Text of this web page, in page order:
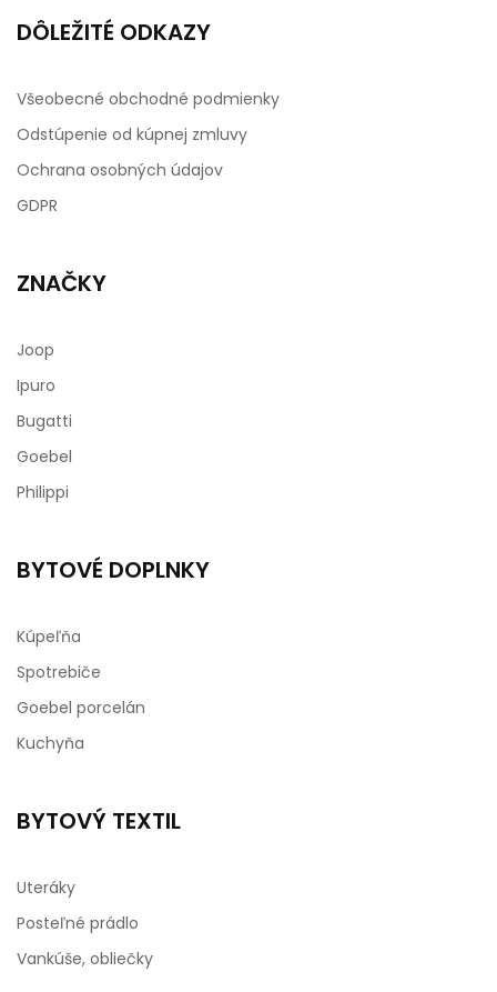
DÔLEŽITÉ ODKAZY
Všeobecné obchodné podmienky
Odstúpenie od kúpnej zmluvy
Ochrana osobných údajov
GDPR
ZNAČKY
Joop
Ipuro
Bugatti
Goebel
Philippi
BYTOVÉ DOPLNKY
Kúpeľňa
Spotrebiče
Goebel porcelán
Kuchyňa
BYTOVÝ TEXTIL
Uteráky
Posteľné prádlo
Vankúše, obliečky